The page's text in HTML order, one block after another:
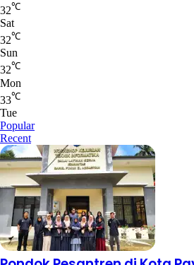
32℃
Sat
32℃
Sun
32℃
Mon
33℃
Tue
Popular
Recent